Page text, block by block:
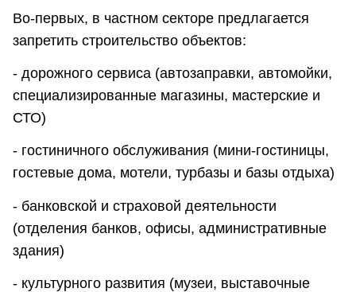
Во-первых, в частном секторе предлагается
запретить строительство объектов:
- дорожного сервиса (автозаправки, автомойки,
специализированные магазины, мастерские и
СТО)
- гостиничного обслуживания (мини-гостиницы,
гостевые дома, мотели, турбазы и базы отдыха)
- банковской и страховой деятельности
(отделения банков, офисы, административные
здания)
- культурного развития (музеи, выставочные